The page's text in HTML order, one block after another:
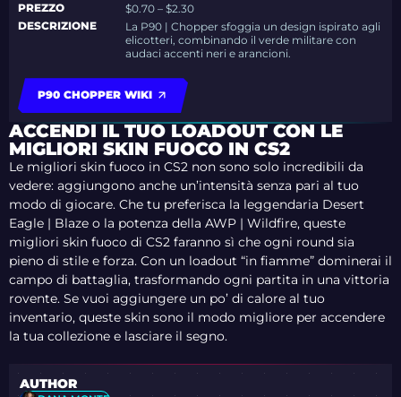
PREZZO
$0.70 – $2.30
DESCRIZIONE
La P90 | Chopper sfoggia un design ispirato agli
elicotteri, combinando il verde militare con
audaci accenti neri e arancioni.
P90 CHOPPER WIKI
ACCENDI IL TUO LOADOUT CON LE
MIGLIORI SKIN FUOCO IN CS2
Le migliori skin fuoco in CS2 non sono solo incredibili da
vedere: aggiungono anche un’intensità senza pari al tuo
modo di giocare. Che tu preferisca la leggendaria Desert
Eagle | Blaze o la potenza della AWP | Wildfire, queste
migliori skin fuoco di CS2 faranno sì che ogni round sia
pieno di stile e forza. Con un loadout “in fiamme” dominerai il
campo di battaglia, trasformando ogni partita in una vittoria
rovente. Se vuoi aggiungere un po’ di calore al tuo
inventario, queste skin sono il modo migliore per accendere
la tua collezione e lasciare il segno.
AUTHOR